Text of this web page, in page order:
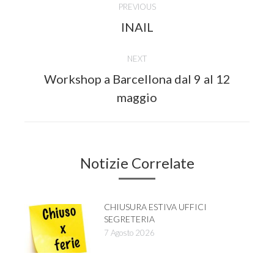
PREVIOUS
Previous
post:
INAIL
NEXT
Next
post:
Workshop a Barcellona dal 9 al 12
maggio
Notizie Correlate
CHIUSURA ESTIVA UFFICI
SEGRETERIA
7 Agosto 2026